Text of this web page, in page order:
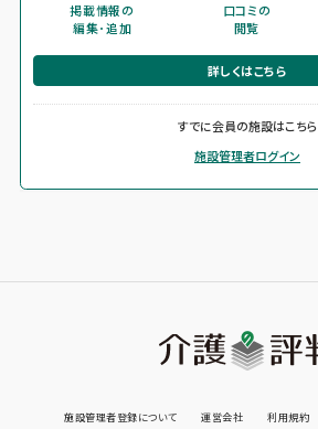
掲載情報の
編集･追加
口コミの
閲覧
詳しくはこちら
すでに会員の施設はこちら
施設管理者ログイン
施設管理者登録について 運営会社 利用規約